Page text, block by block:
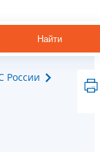
Найти
России